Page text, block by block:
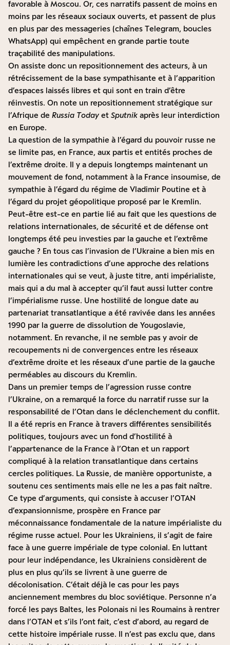
favorable à Moscou. Or, ces narratifs passent de moins en
moins par les réseaux sociaux ouverts, et passent de plus
en plus par des messageries (chaînes Telegram, boucles
WhatsApp) qui empêchent en grande partie toute
traçabilité des manipulations.
On assiste donc un repositionnement des acteurs, à un
rétrécissement de la base sympathisante et à l’apparition
d’espaces laissés libres et qui sont en train d’être
réinvestis. On note un repositionnement stratégique sur
l’Afrique de Russia Today et Sputnik après leur interdiction
en Europe.
La question de la sympathie à l’égard du pouvoir russe ne
se limite pas, en France, aux partis et entités proches de
l’extrême droite. Il y a depuis longtemps maintenant un
mouvement de fond, notamment à la France insoumise, de
sympathie à l’égard du régime de Vladimir Poutine et à
l’égard du projet géopolitique proposé par le Kremlin.
Peut-être est-ce en partie lié au fait que les questions de
relations internationales, de sécurité et de défense ont
longtemps été peu investies par la gauche et l’extrême
gauche ? En tous cas l’invasion de l’Ukraine a bien mis en
lumière les contradictions d’une approche des relations
internationales qui se veut, à juste titre, anti impérialiste,
mais qui a du mal à accepter qu’il faut aussi lutter contre
l’impérialisme russe. Une hostilité de longue date au
partenariat transatlantique a été ravivée dans les années
1990 par la guerre de dissolution de Yougoslavie,
notamment. En revanche, il ne semble pas y avoir de
recoupements ni de convergences entre les réseaux
d’extrême droite et les réseaux d’une partie de la gauche
perméables au discours du Kremlin.
Dans un premier temps de l’agression russe contre
l’Ukraine, on a remarqué la force du narratif russe sur la
responsabilité de l’Otan dans le déclenchement du conflit.
Il a été repris en France à travers différentes sensibilités
politiques, toujours avec un fond d’hostilité à
l’appartenance de la France à l’Otan et un rapport
compliqué à la relation transatlantique dans certains
cercles politiques. La Russie, de manière opportuniste, a
soutenu ces sentiments mais elle ne les a pas fait naître.
Ce type d’arguments, qui consiste à accuser l’OTAN
d’expansionnisme, prospère en France par
méconnaissance fondamentale de la nature impérialiste du
régime russe actuel. Pour les Ukrainiens, il s’agit de faire
face à une guerre impériale de type colonial. En luttant
pour leur indépendance, les Ukrainiens considèrent de
plus en plus qu’ils se livrent à une guerre de
décolonisation. C’était déjà le cas pour les pays
anciennement membres du bloc soviétique. Personne n’a
forcé les pays Baltes, les Polonais ni les Roumains à rentrer
dans l’OTAN et s’ils l’ont fait, c’est d’abord, au regard de
cette histoire impériale russe. Il n’est pas exclu que, dans